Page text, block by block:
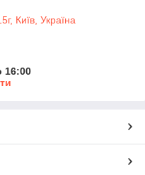
Київ, Україна
16:00